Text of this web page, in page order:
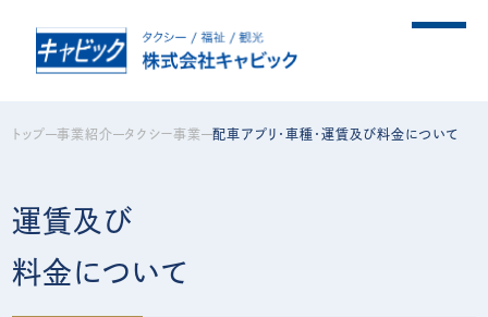
キャビックについて
トップ 事業紹介 タクシー事業 配車アプリ・車種・運賃及び料金について
運賃及び
料金について